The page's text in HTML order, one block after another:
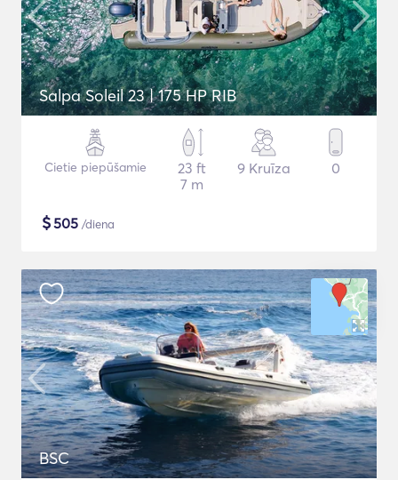
Salpa Soleil 23 | 175 HP RIB
Cietie piepūšamie
23 ft
7 m
9 Kruīza 0
$505 /diena
BSC